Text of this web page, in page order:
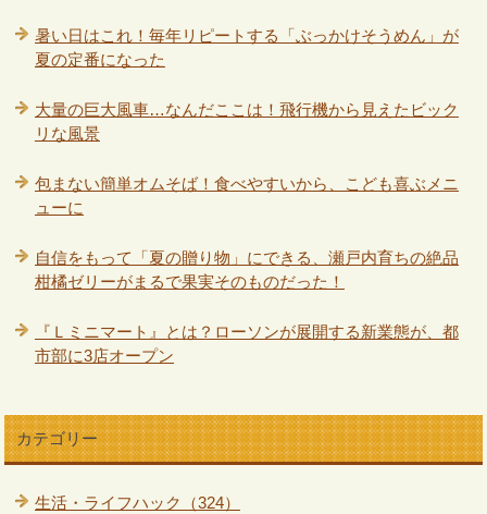
暑い日はこれ！毎年リピートする「ぶっかけそうめん」が
夏の定番になった
大量の巨大風車…なんだここは！飛行機から見えたビック
リな風景
包まない簡単オムそば！食べやすいから、こども喜ぶメニ
ューに
自信をもって「夏の贈り物」にできる、瀬戸内育ちの絶品
柑橘ゼリーがまるで果実そのものだった！
『Ｌミニマート』とは？ローソンが展開する新業態が、都
市部に3店オープン
カテゴリー
生活・ライフハック（324）